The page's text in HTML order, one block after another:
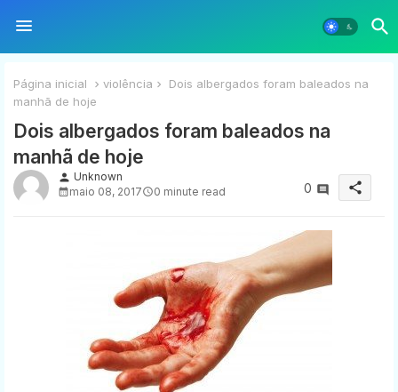
Página inicial violência
Dois albergados foram baleados na
manhã de hoje
Dois albergados foram baleados na
manhã de hoje
person Unknown
maio 08, 2017
0 minute read 0 share